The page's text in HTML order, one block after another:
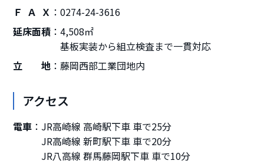
ＦＡＸ
0274-24-3616
延床面積
4,508㎡
基板実装から組立検査まで一貫対応
立地
藤岡西部工業団地内
アクセス
電車
JR高崎線 高崎駅下車 車で25分
JR高崎線 新町駅下車 車で20分
JR八高線 群馬藤岡駅下車 車で10分